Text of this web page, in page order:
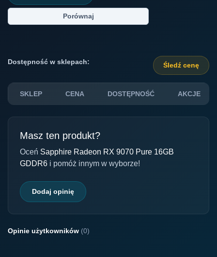
Porównaj
Dostępność w sklepach: Śledź cenę
SKLEP CENA DOSTĘPNOŚĆ AKCJE
Masz ten produkt?
Oceń Sapphire Radeon RX 9070 Pure 16GB
GDDR6 i pomóż innym w wyborze!
Dodaj opinię
Opinie użytkowników (0)